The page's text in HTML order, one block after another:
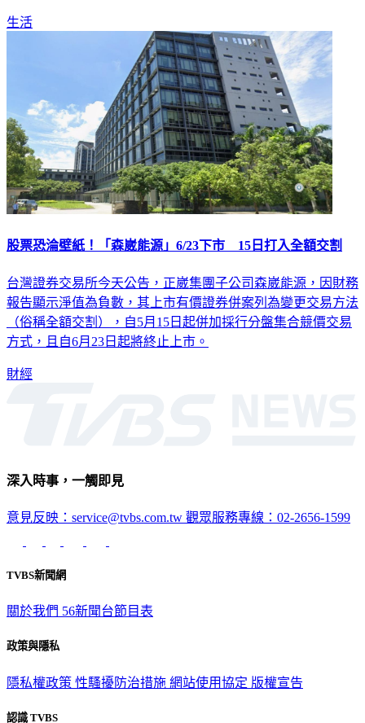
生活
股票恐淪壁紙！「森崴能源」6/23下市 15日打入全額交割
台灣證券交易所今天公告，正崴集團子公司森崴能源，因財務
報告顯示淨值為負數，其上市有價證券併案列為變更交易方法
（俗稱全額交割），自5月15日起併加採行分盤集合競價交易
方式，且自6月23日起將終止上市。
財經
深入時事，一觸即見
意見反映：service@tvbs.com.tw 觀眾服務專線：02-2656-1599
TVBS新聞網
關於我們 56新聞台節目表
政策與隱私
隱私權政策 性騷擾防治措施 網站使用協定 版權宣告
認識 TVBS